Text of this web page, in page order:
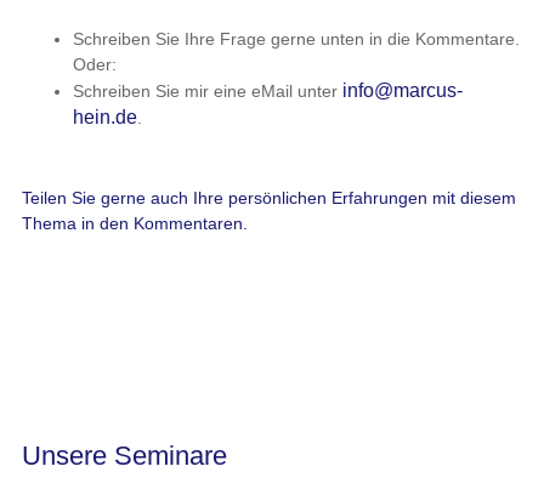
Schreiben Sie Ihre Frage gerne unten in die Kommentare.
Oder:
Schreiben Sie mir eine eMail unter info@marcus-
hein.de.
Teilen Sie gerne auch Ihre persönlichen Erfahrungen mit diesem
Thema in den Kommentaren.
Unsere Seminare